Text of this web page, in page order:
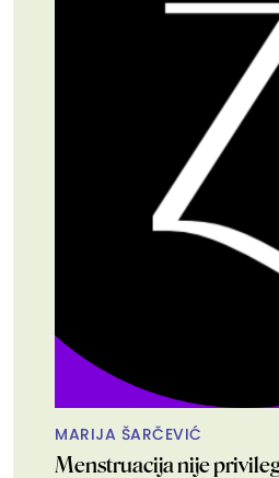
MARIJA ŠARČEVIĆ
Menstruacija nije